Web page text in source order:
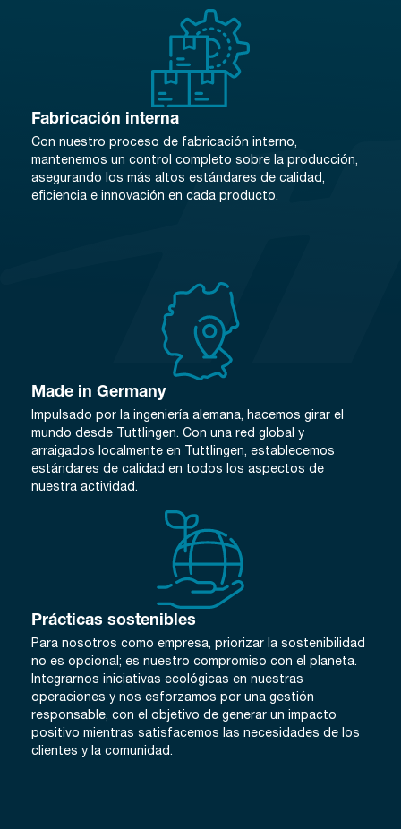
Fabricación interna
Con nuestro proceso de fabricación interno,
mantenemos un control completo sobre la producción,
asegurando los más altos estándares de calidad,
eficiencia e innovación en cada producto.
Made in Germany
Impulsado por la ingeniería alemana, hacemos girar el
mundo desde Tuttlingen. Con una red global y
arraigados localmente en Tuttlingen, establecemos
estándares de calidad en todos los aspectos de
nuestra actividad.
Prácticas sostenibles
Para nosotros como empresa, priorizar la sostenibilidad
no es opcional; es nuestro compromiso con el planeta.
Integrarnos iniciativas ecológicas en nuestras
operaciones y nos esforzamos por una gestión
responsable, con el objetivo de generar un impacto
positivo mientras satisfacemos las necesidades de los
clientes y la comunidad.